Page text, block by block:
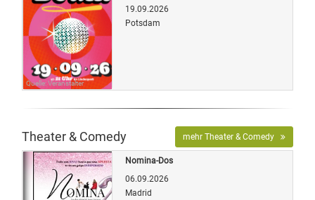
Quelle: Veranstalter
19.09.2026
Potsdam
Theater & Comedy mehr Theater & Comedy
Nomina-Dos
06.09.2026
Madrid